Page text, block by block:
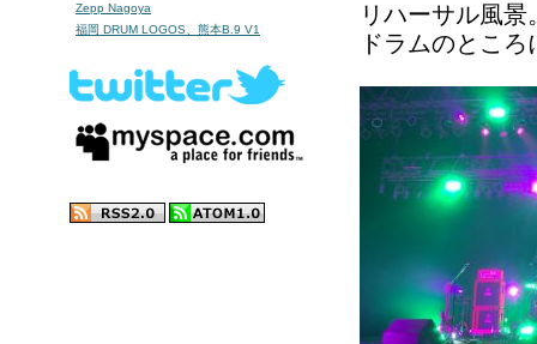
Zepp Nagoya
福岡 DRUM LOGOS、熊本B.9 V1
リハーサル風景
ドラムのとこ